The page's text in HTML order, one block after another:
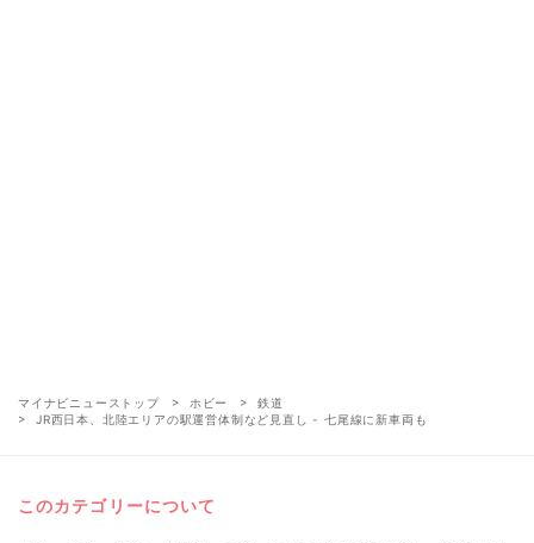
マイナビニューストップ ホビー
鉄道
JR西日本、北陸エリアの駅運営体制など見直し - 七尾線に新車両も
このカテゴリーについて